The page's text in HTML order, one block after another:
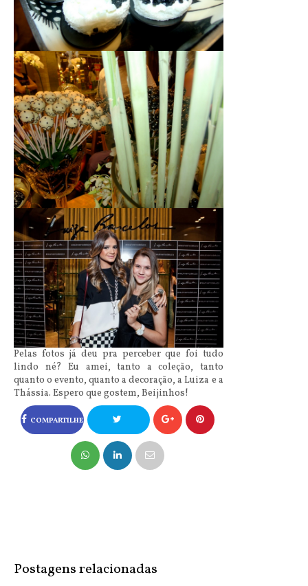
Pelas fotos já deu pra perceber que foi tudo
lindo né? Eu amei, tanto a coleção, tanto
quanto o evento, quanto a decoração, a Luiza e a
Thássia. Espero que gostem, Beijinhos!
COMPARTILHE
NO FACEBOOK COMPARTILHE
Postagens relacionadas